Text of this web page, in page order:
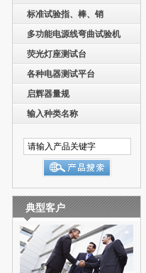
标准试验指、棒、销
多功能电源线弯曲试验机
荧光灯座测试台
各种电器测试平台
启辉器量规
输入种类名称
典型客户